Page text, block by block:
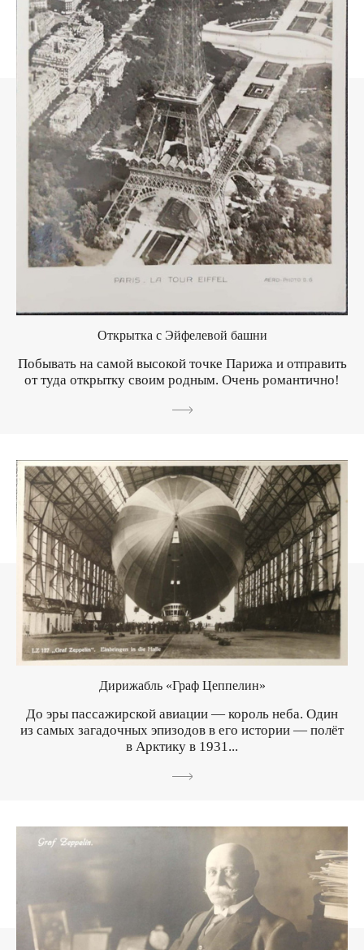
Открытка с Эйфелевой башни
Побывать на самой высокой точке Парижа и отправить
от туда открытку своим родным. Очень романтично!
Дирижабль «Граф Цеппелин»
До эры пассажирской авиации — король неба. Один
из самых загадочных эпизодов в его истории — полёт
в Арктику в 1931...